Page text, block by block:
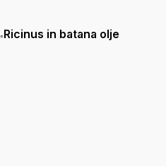
Ricinus in batana olje